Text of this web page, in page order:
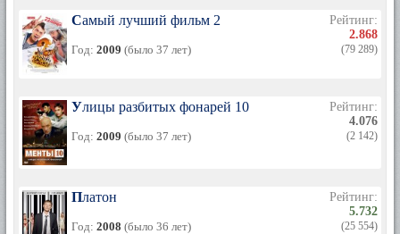
Самый лучший фильм 2
Год: 2009 (было 37 лет)
Рейтинг:
2.868
(79 289)
Улицы разбитых фонарей 10
Год: 2009 (было 37 лет)
Рейтинг:
4.076
(2 142)
Платон
Год: 2008 (было 36 лет)
Рейтинг:
5.732
(25 554)